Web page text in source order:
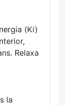
(Ki)
Relaxa
la